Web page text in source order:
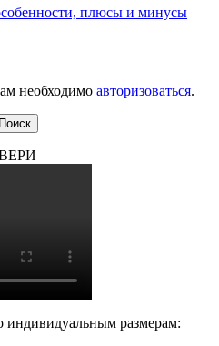
плюсы и минусы
необходимо авторизоваться.
индивидуальным размерам: